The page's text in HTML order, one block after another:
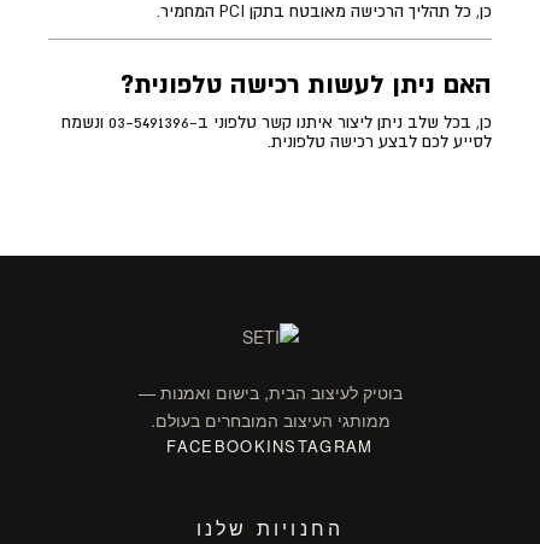
כן, כל תהליך הרכישה מאובטח בתקן PCI המחמיר.
האם ניתן לעשות רכישה טלפונית?
כן, בכל שלב ניתן ליצור איתנו קשר טלפוני ב-03-5491396 ונשמח
לסייע לכם לבצע רכישה טלפונית.
בוטיק לעיצוב הבית, בישום ואמנות —
ממותגי העיצוב המובחרים בעולם.
INSTAGRAM
FACEBOOK
החנויות שלנו